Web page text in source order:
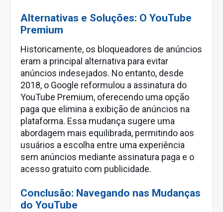
Alternativas e Soluções: O YouTube
Premium
Historicamente, os bloqueadores de anúncios
eram a principal alternativa para evitar
anúncios indesejados. No entanto, desde
2018, o Google reformulou a assinatura do
YouTube Premium, oferecendo uma opção
paga que elimina a exibição de anúncios na
plataforma. Essa mudança sugere uma
abordagem mais equilibrada, permitindo aos
usuários a escolha entre uma experiência
sem anúncios mediante assinatura paga e o
acesso gratuito com publicidade.
Conclusão: Navegando nas Mudanças
do YouTube